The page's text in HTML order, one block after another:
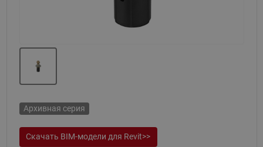
Архивная серия
Скачать BIM-модели для Revit>>